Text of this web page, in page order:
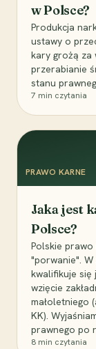
w Polsce?
Produkcja
ustawy o
kary grożą za
przerabianie
stanu
7 min czytania
PRAWO KARNE
Jaka jest
Polsce?
Polskie
"porwanie".
kwalifikuje się
wzięcie
małoletniego
KK).
prawnego po
8 min czytania